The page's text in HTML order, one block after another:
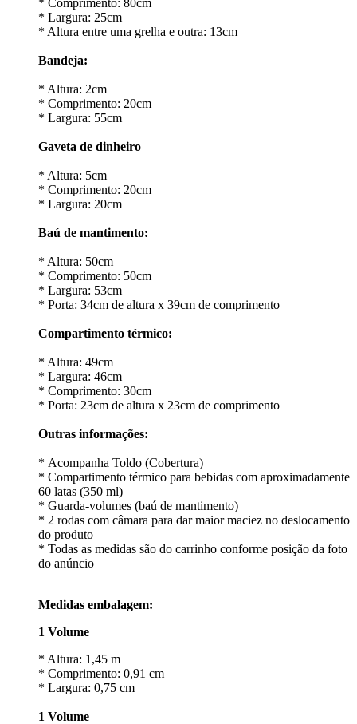
* Comprimento: 80cm
* Largura: 25cm
* Altura entre uma grelha e outra: 13cm
Bandeja:
* Altura: 2cm
* Comprimento: 20cm
* Largura: 55cm
Gaveta de dinheiro
* Altura: 5cm
* Comprimento: 20cm
* Largura: 20cm
Baú de mantimento:
* Altura: 50cm
* Comprimento: 50cm
* Largura: 53cm
* Porta: 34cm de altura x 39cm de comprimento
Compartimento térmico:
* Altura: 49cm
* Largura: 46cm
* Comprimento: 30cm
* Porta: 23cm de altura x 23cm de comprimento
Outras informações:
* Acompanha Toldo (Cobertura)
* Compartimento térmico para bebidas com aproximadamente
60 latas (350 ml)
* Guarda-volumes (baú de mantimento)
* 2 rodas com câmara para dar maior maciez no deslocamento
do produto
* Todas as medidas são do carrinho conforme posição da foto
do anúncio
Medidas embalagem:
1 Volume
* Altura: 1,45 m
* Comprimento: 0,91 cm
* Largura: 0,75 cm
1 Volume